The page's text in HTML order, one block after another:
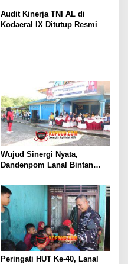
Samudera
Audit Kinerja TNI AL di
Kodaeral IX Ditutup Resmi
Wujud Sinergi Nyata,
Dandenpom Lanal Bintan
2026 di Tanjungpinang
Peringati HUT Ke-40, Lanal